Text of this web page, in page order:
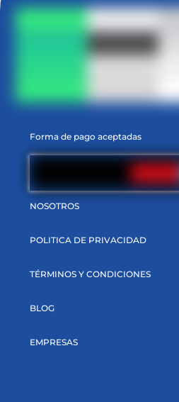
Forma de pago aceptadas
NOSOTROS
POLITICA DE PRIVACIDAD
TÉRMINOS Y CONDICIONES
BLOG
EMPRESAS